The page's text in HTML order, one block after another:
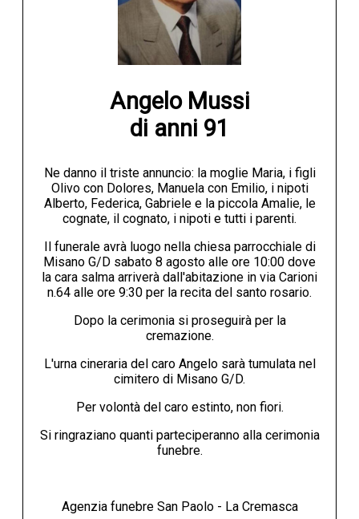
Angelo Mussi
di anni 91
Ne danno il triste annuncio: la moglie Maria, i figli
Olivo con Dolores, Manuela con Emilio, i nipoti
Alberto, Federica, Gabriele e la piccola Amalie, le
cognate, il cognato, i nipoti e tutti i parenti.
Il funerale avrà luogo nella chiesa parrocchiale di
Misano G/D sabato 8 agosto alle ore 10:00 dove
la cara salma arriverà dall'abitazione in via Carioni
n.64 alle ore 9:30 per la recita del santo rosario.
Dopo la cerimonia si proseguirà per la
cremazione.
L'urna cineraria del caro Angelo sarà tumulata nel
cimitero di Misano G/D.
Per volontà del caro estinto, non fiori.
Si ringraziano quanti parteciperanno alla cerimonia
funebre.
Agenzia funebre San Paolo - La Cremasca